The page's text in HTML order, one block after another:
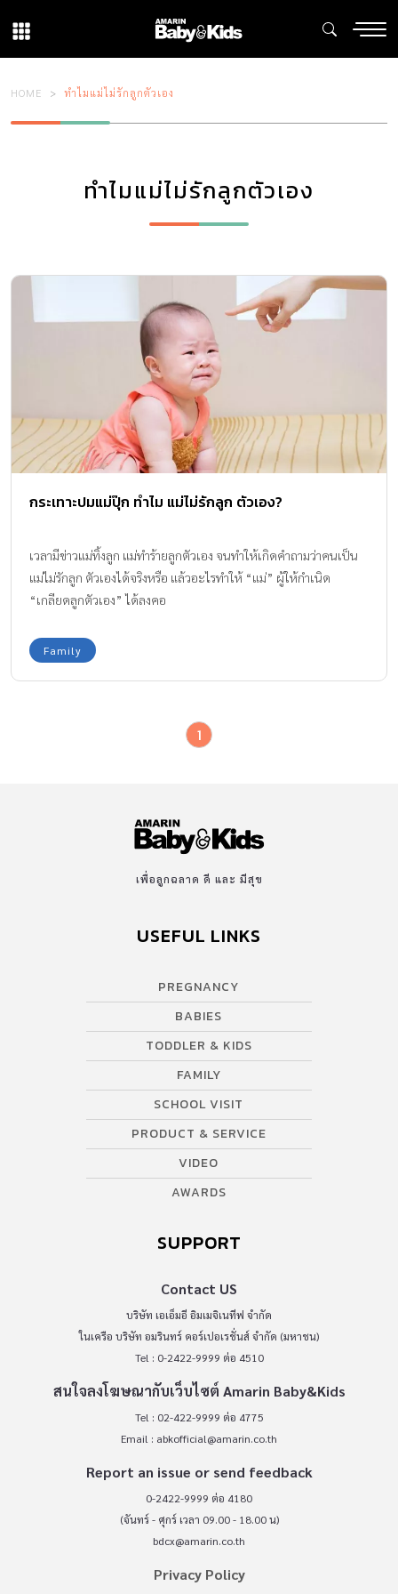
HOME ทำไมแม่ไม่รักลูกตัวเอง
ทำไมแม่ไม่รักลูกตัวเอง
กระเทาะปมแม่ปุ๊ก ทำไม แม่ไม่รักลูก ตัวเอง?
เวลามีข่าวแม่ทิ้งลูก แม่ทำร้ายลูกตัวเอง จนทำให้เกิดคำถามว่าคนเป็น
แม่ไม่รักลูก ตัวเองได้จริงหรือ แล้วอะไรทำให้ “แม่” ผู้ให้กำเนิด
“เกลียดลูกตัวเอง” ได้ลงคอ
Family
1
เพื่อลูกฉลาด ดี และ มีสุข
USEFUL LINKS
PREGNANCY
BABIES
TODDLER & KIDS
FAMILY
SCHOOL VISIT
PRODUCT & SERVICE
VIDEO
AWARDS
SUPPORT
Contact US
บริษัท เอเอ็มอี อิมเมจิเนทีฟ จำกัด
ในเครือ บริษัท อมรินทร์ คอร์เปอเรชั่นส์ จำกัด (มหาชน)
Tel : 0-2422-9999 ต่อ 4510
สนใจลงโฆษณากับเว็บไซต์ Amarin Baby&Kids
Tel : 02-422-9999 ต่อ 4775
Email : abkofficial@amarin.co.th
Report an issue or send feedback
0-2422-9999 ต่อ 4180
(จันทร์ - ศุกร์ เวลา 09.00 - 18.00 น)
bdcx@amarin.co.th
Privacy Policy